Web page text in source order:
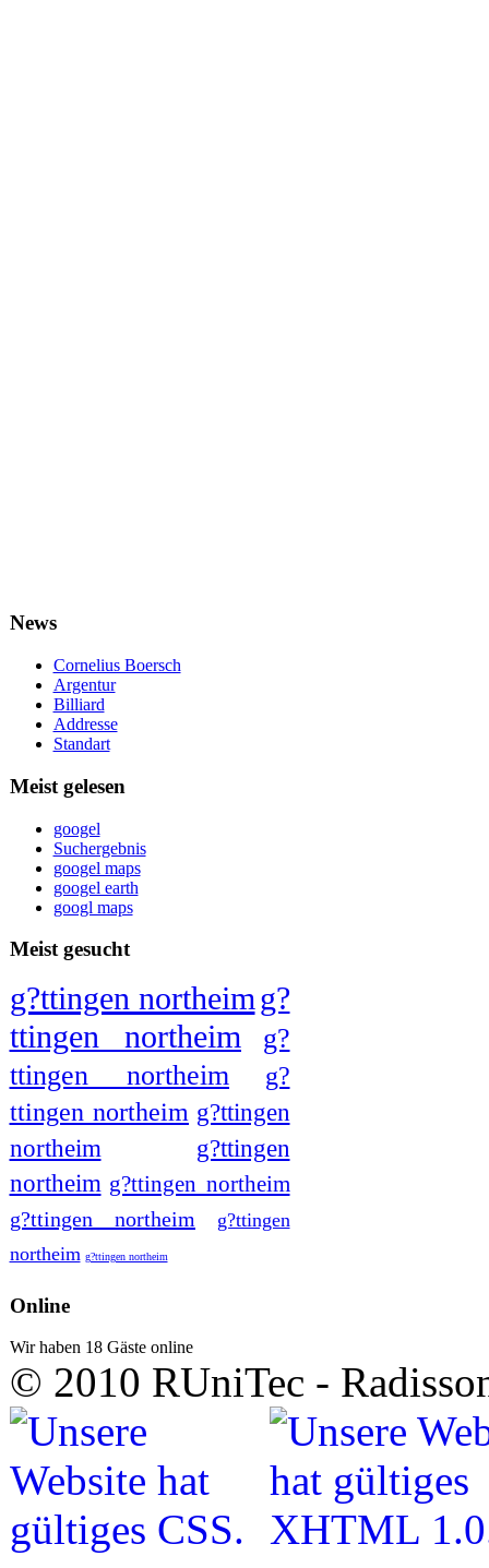
News
Cornelius Boersch
Argentur
Billiard
Addresse
Standart
Meist gelesen
googel
Suchergebnis
googel maps
googel earth
googl maps
Meist gesucht
g?ttingen northeimg?
ttingen northeim
g?
ttingen northeim
g?
ttingen northeim g?ttingen
northeim
g?ttingen
northeim g?ttingen northeim
g?ttingen northeim
g?ttingen
northeim g?ttingen northeim
Online
Wir haben 18 Gäste online
© 2010 RUniTec -